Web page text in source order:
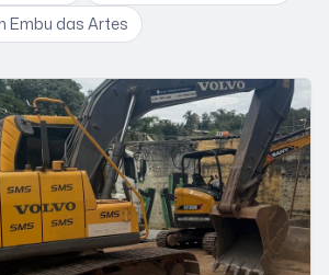
Embu das Artes